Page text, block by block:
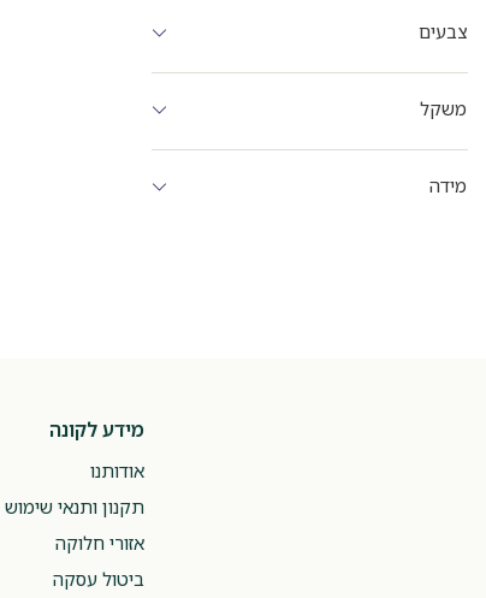
צבעים
משקל
מידה
מידע לקונה
אודותנו
תקנון ותנאי שימוש
אזורי חלוקה
ביטול עסקה